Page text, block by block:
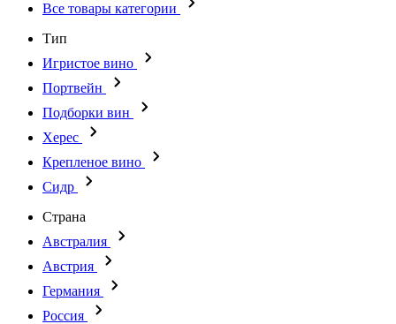
Все товары категории
Тип
Игристое вино
Портвейн
Подборки вин
Херес
Крепленое вино
Сидр
Страна
Австралия
Австрия
Германия
Россия